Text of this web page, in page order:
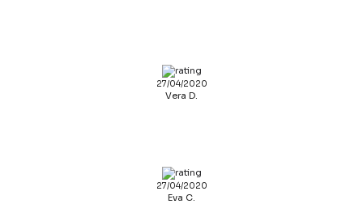
27/04/2020
Vera D.
27/04/2020
Eva C.